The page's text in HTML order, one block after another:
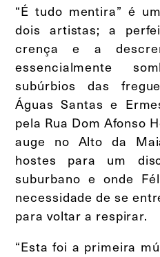
“É tudo mentira” é
dois artistas; a
crença e a
essencialmente
subúrbios das
Águas Santas e
pela Rua Dom Afonso
auge no Alto da
hostes para um
suburbano e onde
necessidade de se
para voltar a respirar.
“Esta foi a primeira